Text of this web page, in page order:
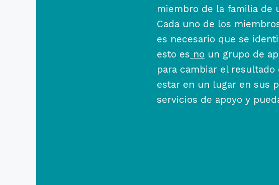
miembro de la familia de
Cada uno de los
es necesario que se
esto es no un grupo de
para cambiar el
estar en un lugar en sus
servicios de apoyo y